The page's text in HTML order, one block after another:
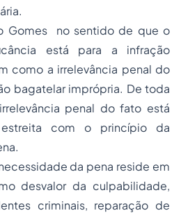
Gomes no sentido de que o
está para a infração
como a irrelevância penal do
bagatelar imprópria. De toda
penal do fato está
com o princípio da
da pena reside em
desvalor da culpabilidade,
criminais, reparação de